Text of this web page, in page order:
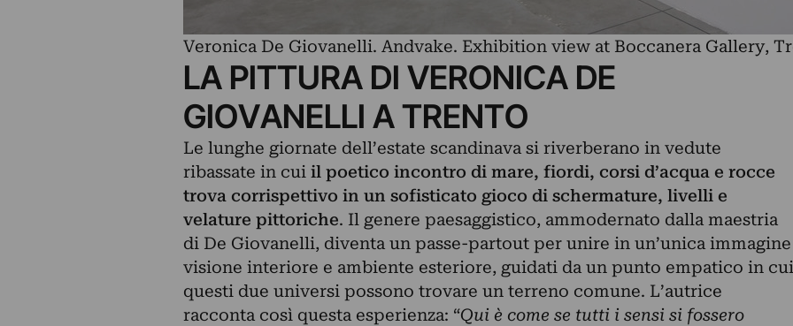
Veronica De Giovanelli. Andvake. Exhibition view at Boccanera Gallery,
LA PITTURA DI VERONICA DE
GIOVANELLI A TRENTO
Le lunghe giornate dell’estate scandinava si riverberano in vedute
ribassate in cui il poetico incontro di mare, fiordi, corsi d’acqua e rocce
trova corrispettivo in un sofisticato gioco di schermature, livelli e
velature pittoriche. Il genere paesaggistico, ammodernato dalla maestria
di De Giovanelli, diventa un passe-partout per unire in un’unica immagine
visione interiore e ambiente esteriore, guidati da un punto empatico in cui
questi due universi possono trovare un terreno comune. L’autrice
racconta così questa esperienza: “Qui è come se tutti i sensi si fossero